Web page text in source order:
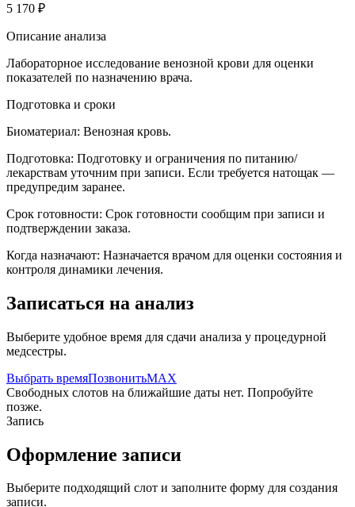
5 170 ₽
Описание анализа
Лабораторное исследование венозной крови для оценки
показателей по назначению врача.
Подготовка и сроки
Биоматериал: Венозная кровь.
Подготовка: Подготовку и ограничения по питанию/
лекарствам уточним при записи. Если требуется натощак —
предупредим заранее.
Срок готовности: Срок готовности сообщим при записи и
подтверждении заказа.
Когда назначают: Назначается врачом для оценки состояния и
контроля динамики лечения.
Записаться на анализ
Выберите удобное время для сдачи анализа у процедурной
медсестры.
Выбрать времяПозвонитьMAX
Свободных слотов на ближайшие даты нет. Попробуйте
позже.
Запись
Оформление записи
Выберите подходящий слот и заполните форму для создания
записи.